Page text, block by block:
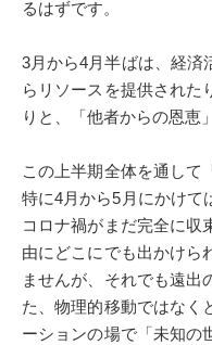
るはずです。
3月から4月半ばは、経済
らリソースを提供された
りと、「他者からの恩恵
この上半期全体を通して
特に4月から5月にかけて
コロナ禍がまだ完全に収
由にどこにでも出かけら
ませんが、それでも遠出
た、物理的移動ではなく
ーションの場で「未知の